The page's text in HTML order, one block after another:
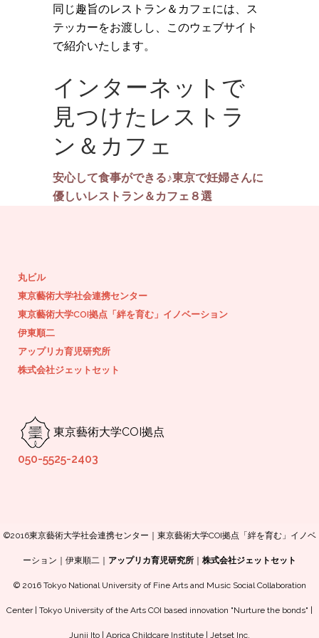
同じ趣旨のレストラン＆カフェには、ス
テッカーをお渡しし、このウェブサイト
で紹介いたします。
インターネットで
見つけたレストラ
ン＆カフェ
安心して食事ができる♪東京で妊婦さんに
優しいレストラン＆カフェ８選
丸ビル
東京藝術大学社会連携センター
東京藝術大学COI拠点「絆を育む」イノベーション
伊東順二
アップリカ育児研究所
株式会社ジェットセット
東京藝術大学COI拠点
050-5525-2403
©2016東京藝術大学社会連携センター｜東京藝術大学COI拠点「絆を育む」イノベ
ーション｜伊東順二｜ アップリカ育児研究所 株式会社ジェットセット
© 2016 Tokyo National University of Fine Arts and Music Social Collaboration
Center | Tokyo University of the Arts COI based innovation "Nurture the bonds" |
Junji Ito | Aprica Childcare Institute | Jetset Inc.